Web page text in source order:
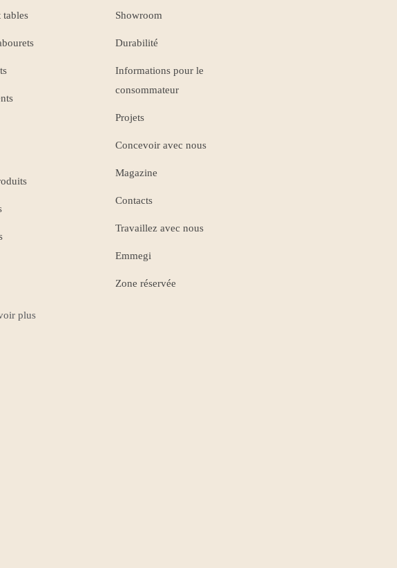
tables
plus
Showroom
Durabilité
Informations pour le
consommateur
Projets
Concevoir avec nous
Magazine
Contacts
Travaillez avec nous
Emmegi
Zone réservée